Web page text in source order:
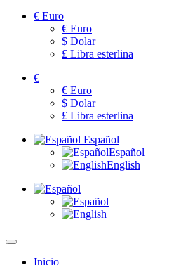
€ Euro
€ Euro
$ Dolar
£ Libra esterlina
€
€ Euro
$ Dolar
£ Libra esterlina
Español
Español
English
Inicio